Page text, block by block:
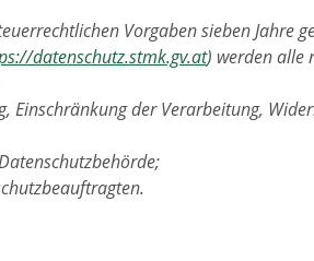
Vorgaben sieben Jahre
datenschutz.stmk.gv.at) werden alle
Einschränkung der Verarbeitung,